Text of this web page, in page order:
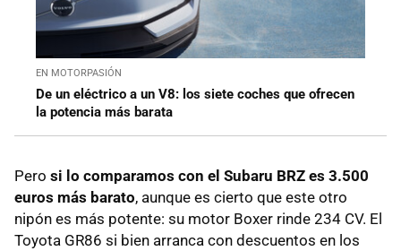
EN MOTORPASIÓN
De un eléctrico a un V8: los siete coches que ofrecen
la potencia más barata
Pero si lo comparamos con el Subaru BRZ es 3.500
euros más barato, aunque es cierto que este otro
nipón es más potente: su motor Boxer rinde 234 CV. El
Toyota GR86 si bien arranca con descuentos en los